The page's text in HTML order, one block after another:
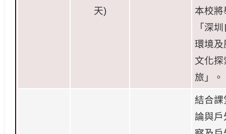
天)
本校將
「深
環境及
文化探
旅」。
結合課
論與戶